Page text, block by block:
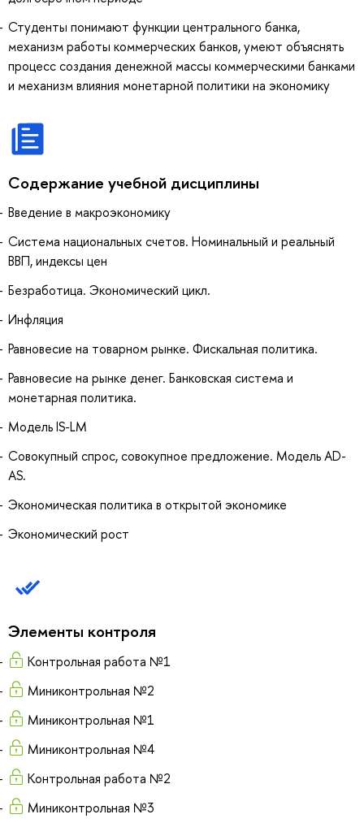
Студенты понимают функции центрального банка,
механизм работы коммерческих банков, умеют объяснять
процесс создания денежной массы коммерческими банками
и механизм влияния монетарной политики на экономику
Содержание учебной дисциплины
Введение в макроэкономику
Система национальных счетов. Номинальный и реальный
ВВП, индексы цен
Безработица. Экономический цикл.
Инфляция
Равновесие на товарном рынке. Фискальная политика.
Равновесие на рынке денег. Банковская система и
монетарная политика.
Модель IS-LM
Совокупный спрос, совокупное предложение. Модель AD-
AS.
Экономическая политика в открытой экономике
Экономический рост
Элементы контроля
Контрольная работа №1
Миниконтрольная №2
Миниконтрольная №1
Миниконтрольная №4
Контрольная работа №2
Миниконтрольная №3